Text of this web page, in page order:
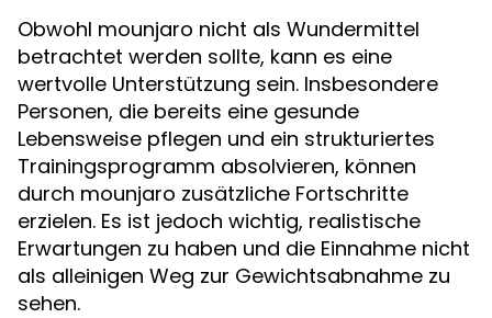
Obwohl mounjaro nicht als Wundermittel
betrachtet werden sollte, kann es eine
wertvolle Unterstützung sein. Insbesondere
Personen, die bereits eine gesunde
Lebensweise pflegen und ein strukturiertes
Trainingsprogramm absolvieren, können
durch mounjaro zusätzliche Fortschritte
erzielen. Es ist jedoch wichtig, realistische
Erwartungen zu haben und die Einnahme nicht
als alleinigen Weg zur Gewichtsabnahme zu
sehen.